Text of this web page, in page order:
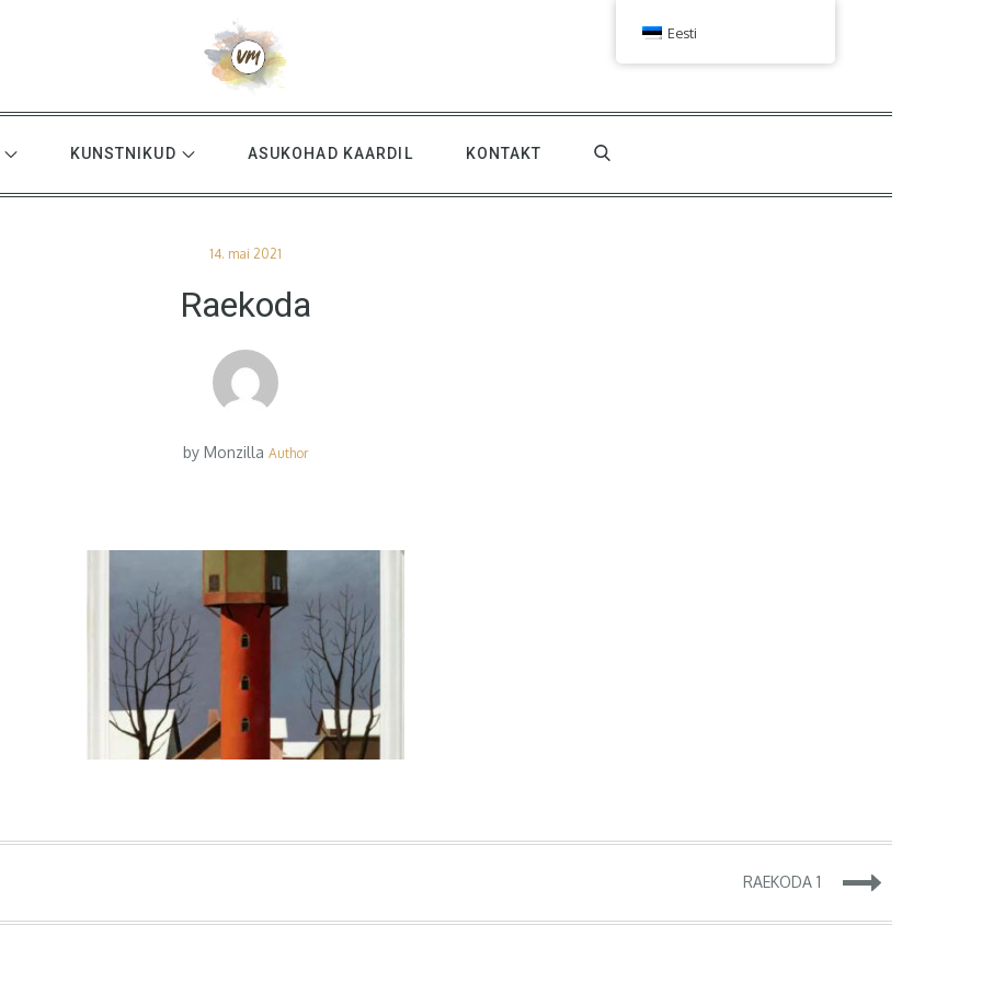
KUNSTNIKUD ASUKOHAD KAARDIL KONTAKT
Posted
14. mai 2021
Raekoda
by Monzilla Author
RAEKODA 1
Eesti